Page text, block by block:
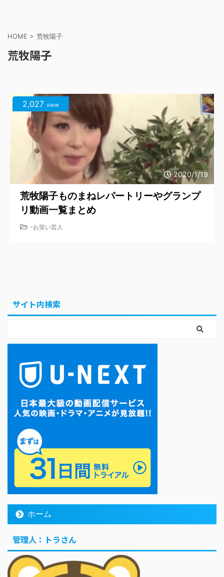
HOME > 荒牧陽子
荒牧陽子
2020/1/19
2,027 view
荒牧陽子ものまねレパートリーやグランプ
リ動画一覧まとめ
-お笑い芸人
サイト内検索
ホーム
管理人：トラさん